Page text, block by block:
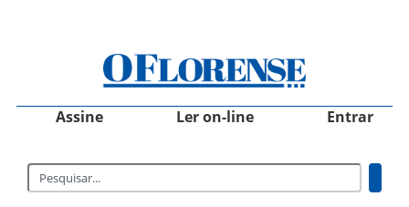
Assine Ler on-line Entrar